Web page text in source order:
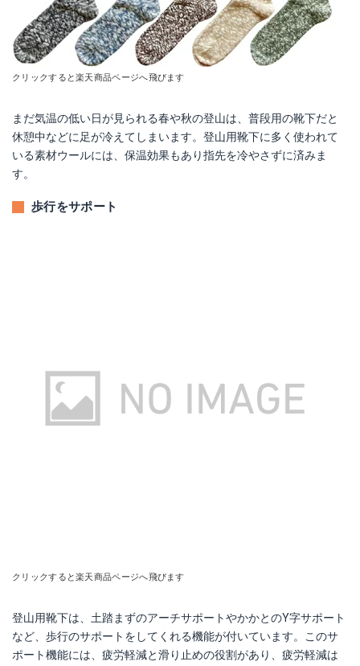
クリックすると楽天商品ページへ飛びます
まだ気温の低い日が見られる春や秋の登山は、普段用の靴下だと
休憩中などに足が冷えてしまいます。登山用靴下に多く使われて
いる素材ウールには、保温効果もあり指先を冷やさずに済みま
す。
歩行をサポート
クリックすると楽天商品ページへ飛びます
登山用靴下は、土踏まずのアーチサポートやかかとのY字サポート
など、歩行のサポートをしてくれる機能が付いています。このサ
ポート機能には、疲労軽減と滑り止めの役割があり、疲労軽減は